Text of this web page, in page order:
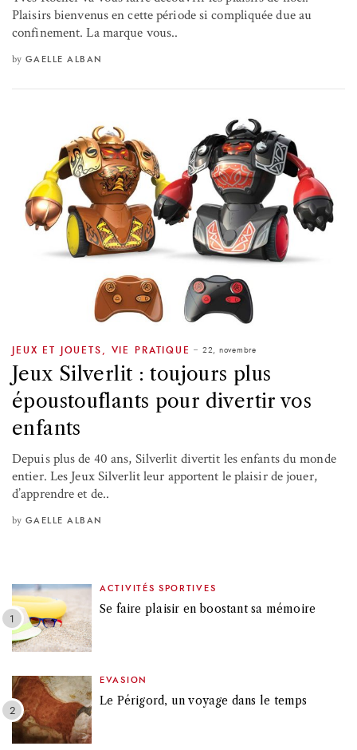
Plaisirs bienvenus en cette période si compliquée due au
confinement. La marque vous..
by GAELLE ALBAN
JEUX ET JOUETS VIE PRATIQUE 22, novembre
Jeux Silverlit : toujours plus
époustouflants pour divertir vos
enfants
Depuis plus de 40 ans, Silverlit divertit les enfants du monde
entier. Les Jeux Silverlit leur apportent le plaisir de jouer,
d’apprendre et de..
by GAELLE ALBAN
ACTIVITÉS SPORTIVES
Se faire plaisir en boostant sa mémoire
EVASION
Le Périgord, un voyage dans le temps